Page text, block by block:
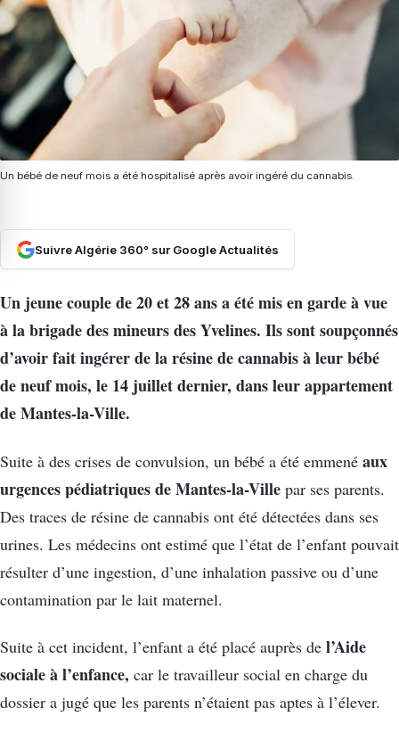
Un bébé de neuf mois a été hospitalisé après avoir ingéré du cannabis.
Suivre Algérie 360° sur Google Actualités
Un jeune couple de 20 et 28 ans a été mis en garde à vue
à la brigade des mineurs des Yvelines. Ils sont soupçonnés
d’avoir fait ingérer de la résine de cannabis à leur bébé
de neuf mois, le 14 juillet dernier, dans leur appartement
de Mantes-la-Ville.
Suite à des crises de convulsion, un bébé a été emmené aux
urgences pédiatriques de Mantes-la-Ville par ses parents.
Des traces de résine de cannabis ont été détectées dans ses
urines. Les médecins ont estimé que l’état de l’enfant pouvait
résulter d’une ingestion, d’une inhalation passive ou d’une
contamination par le lait maternel.
Suite à cet incident, l’enfant a été placé auprès de l’Aide
sociale à l’enfance, car le travailleur social en charge du
dossier a jugé que les parents n’étaient pas aptes à l’élever.